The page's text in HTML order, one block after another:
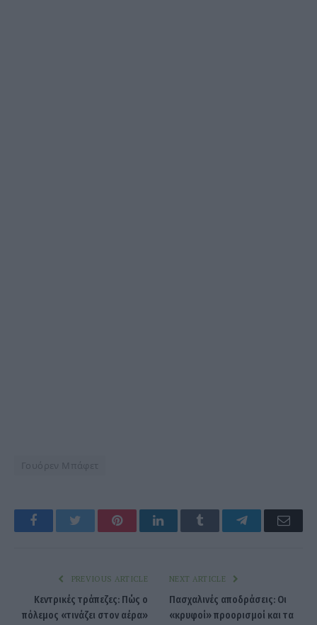
Γουόρεν Μπάφετ
Facebook Twitter PinterestLinkedIn Tumblr Telegram
PREVIOUS ARTICLE
Κεντρικές τράπεζες: Πώς ο
πόλεμος «τινάζει στον αέρα»
NEXT ARTICLE
Πασχαλινές αποδράσεις: Οι
«κρυφοί» προορισμοί και τα